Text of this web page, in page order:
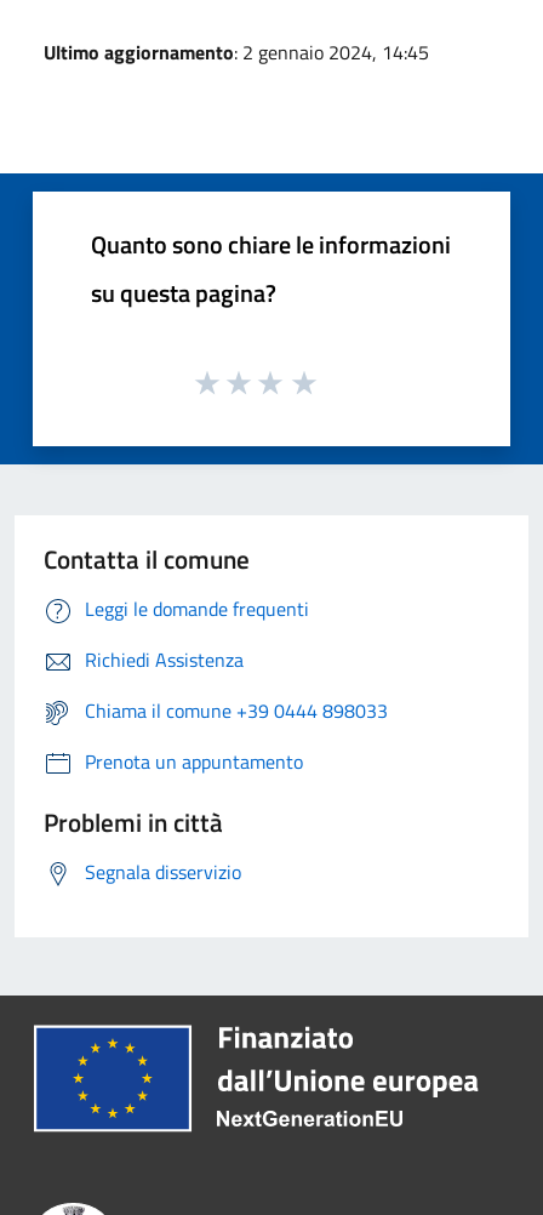
Ultimo aggiornamento: 2 gennaio 2024, 14:45
Quanto sono chiare le informazioni
su questa pagina?
Contatta il comune
Leggi le domande frequenti
Richiedi Assistenza
Chiama il comune +39 0444 898033
Prenota un appuntamento
Problemi in città
Segnala disservizio